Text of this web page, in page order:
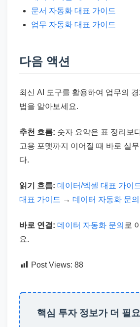
문서 자동화 대표 가이드
업무 자동화 대표 가이드
다음 액션
최신 AI 도구를 활용하여 업무의
법을 알아보세요.
추천 흐름: 숫자 요약은 표 정리보
고용 포맷까지 이어질 때 바로 실
다.
읽기 흐름: 데이터/엑셀 대표 가이
대표 가이드 → 데이터 자동화 문의
바로 연결: 데이터 자동화 문의 로
요.
Post Views: 88
핵심 투자 정보가 더 필